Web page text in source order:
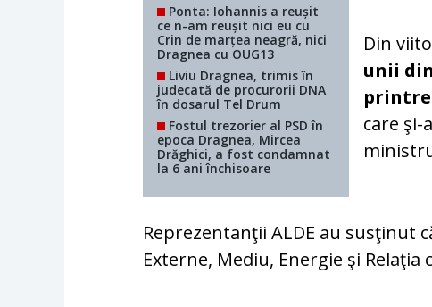
Ponta: Iohannis a reușit
ce n-am reușit nici eu cu
Crin de marțea neagră, nici
Dragnea cu OUG13
Liviu Dragnea, trimis în
judecată de procurorii DNA
în dosarul Tel Drum
Fostul trezorier al PSD în
epoca Dragnea, Mircea
Drăghici, a fost condamnat
la 6 ani închisoare
Din
unii
printre
care şi-
Reprezentanţii ALDE au susţinut
Externe, Mediu, Energie şi Relaţia